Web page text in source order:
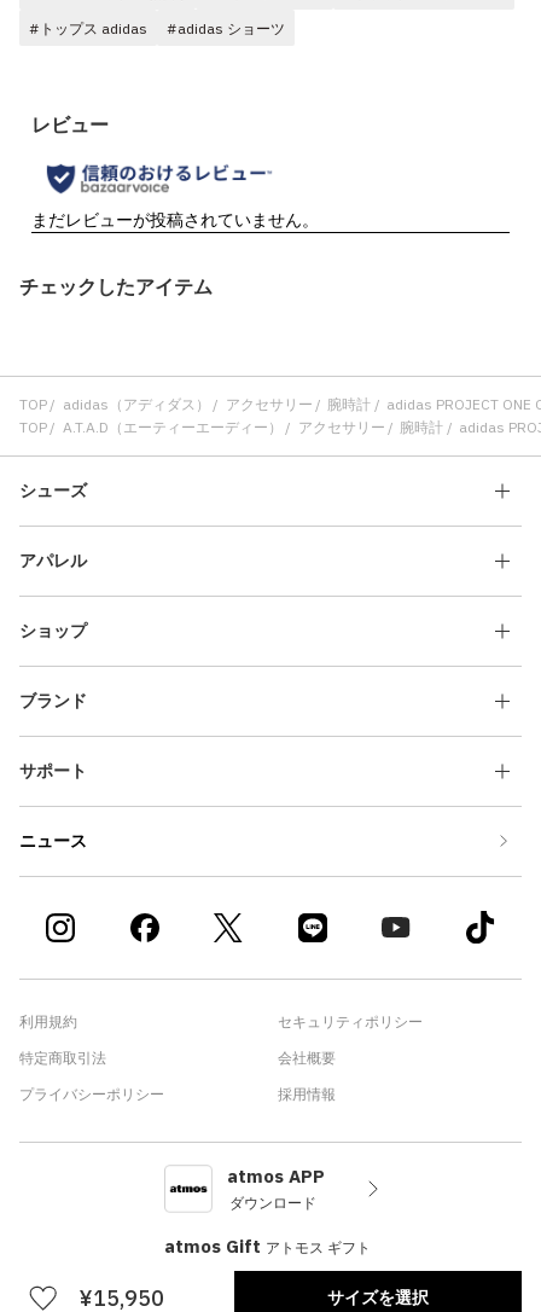
¥15,950 サイズを選択
#トップス adidas
#adidas ショーツ
チェックしたアイテム
TOP adidas（アディダス） アクセサリー 腕時計
adidas PROJECT ONE
TOP
A.T.A.D（エーティーエーディー） アクセサリー 腕時計 adidas
シューズ
アパレル
ショップ
ブランド
サポート
ニュース
利用規約
特定商取引法
プライバシーポリシー
セキュリティポリシー
会社概要
採用情報
atmos APP
ダウンロード
atmos Gift アトモス ギフト